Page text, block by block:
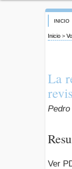
INICIO
Inicio >
La
Ver